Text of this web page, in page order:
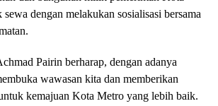
dengan melakukan sosialisasi bersama
Pairin berharap, dengan adanya
wawasan kita dan memberikan
kemajuan Kota Metro yang lebih baik.